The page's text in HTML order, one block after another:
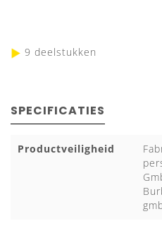
9 deelstukken
SPECIFICATIES
Productveiligheid